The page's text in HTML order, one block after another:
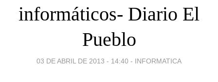
informáticos- Diario El
Pueblo
03 DE ABRIL DE 2013 - 14:40 - INFORMATICA